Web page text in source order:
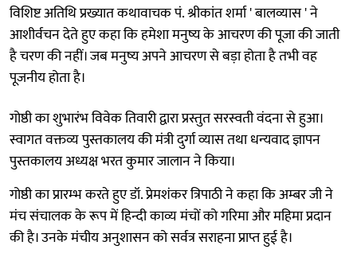
विशिष्ट अतिथि प्रख्यात कथावाचक पं. श्रीकांत शर्मा ' बालव्यास ' ने
आशीर्वचन देते हुए कहा कि हमेशा मनुष्य के आचरण की पूजा की जाती
है चरण की नहीं। जब मनुष्य अपने आचरण से बड़ा होता है तभी वह
पूजनीय होता है।
गोष्ठी का शुभारंभ विवेक तिवारी द्वारा प्रस्तुत सरस्वती वंदना से हुआ।
स्वागत वक्तव्य पुस्तकालय की मंत्री दुर्गा व्यास तथा धन्यवाद ज्ञापन
पुस्तकालय अध्यक्ष भरत कुमार जालान ने किया।
गोष्ठी का प्रारम्भ करते हुए डॉ. प्रेमशंकर त्रिपाठी ने कहा कि अम्बर जी ने
मंच संचालक के रूप में हिन्दी काव्य मंचों को गरिमा और महिमा प्रदान
की है। उनके मंचीय अनुशासन को सर्वत्र सराहना प्राप्त हुई है।